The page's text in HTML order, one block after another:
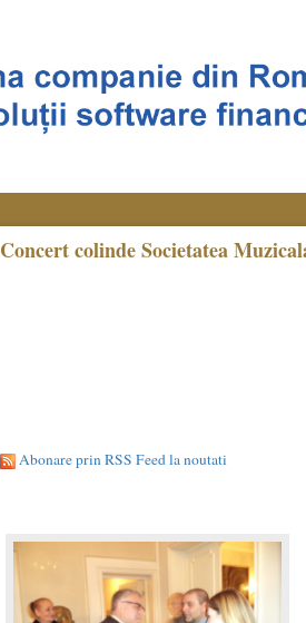
Concert colinde Societatea
Abonare prin RSS Feed la noutati